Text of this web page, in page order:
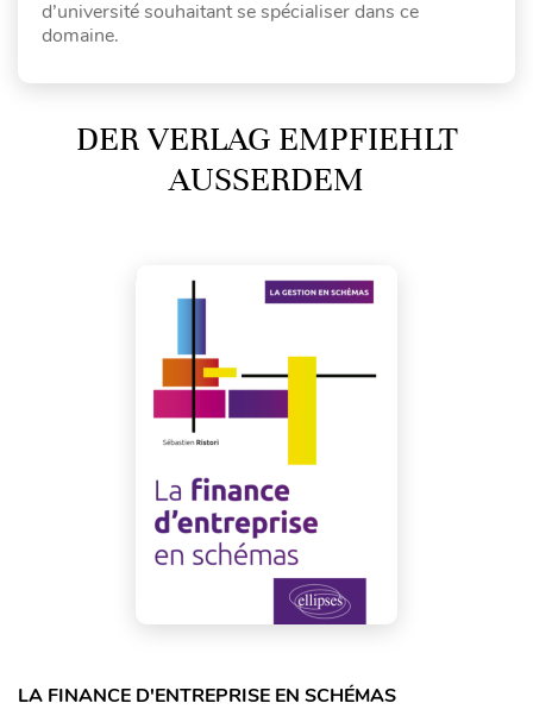
d’université souhaitant se spécialiser dans ce
domaine.
DER VERLAG EMPFIEHLT
AUSSERDEM
LA FINANCE D'ENTREPRISE EN SCHÉMAS